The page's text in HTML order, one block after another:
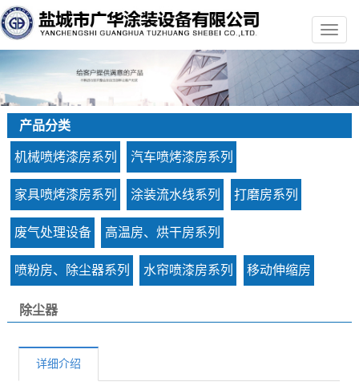
产品分类
机械喷烤漆房系列 汽车喷烤漆房系列
家具喷烤漆房系列 涂装流水线系列 打磨房系列
废气处理设备 高温房、烘干房系列
喷粉房、除尘器系列 水帘喷漆房系列 移动伸缩房
除尘器
详细介绍